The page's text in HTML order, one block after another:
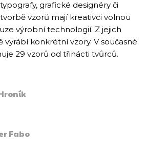
grafické designéry či
vzorů mají kreativci volnou
výrobní technologií. Z jejich
vyrábí konkrétní vzory. V současné
29 vzorů od třinácti tvůrců.
Fabo